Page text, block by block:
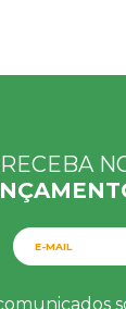
RECEBA